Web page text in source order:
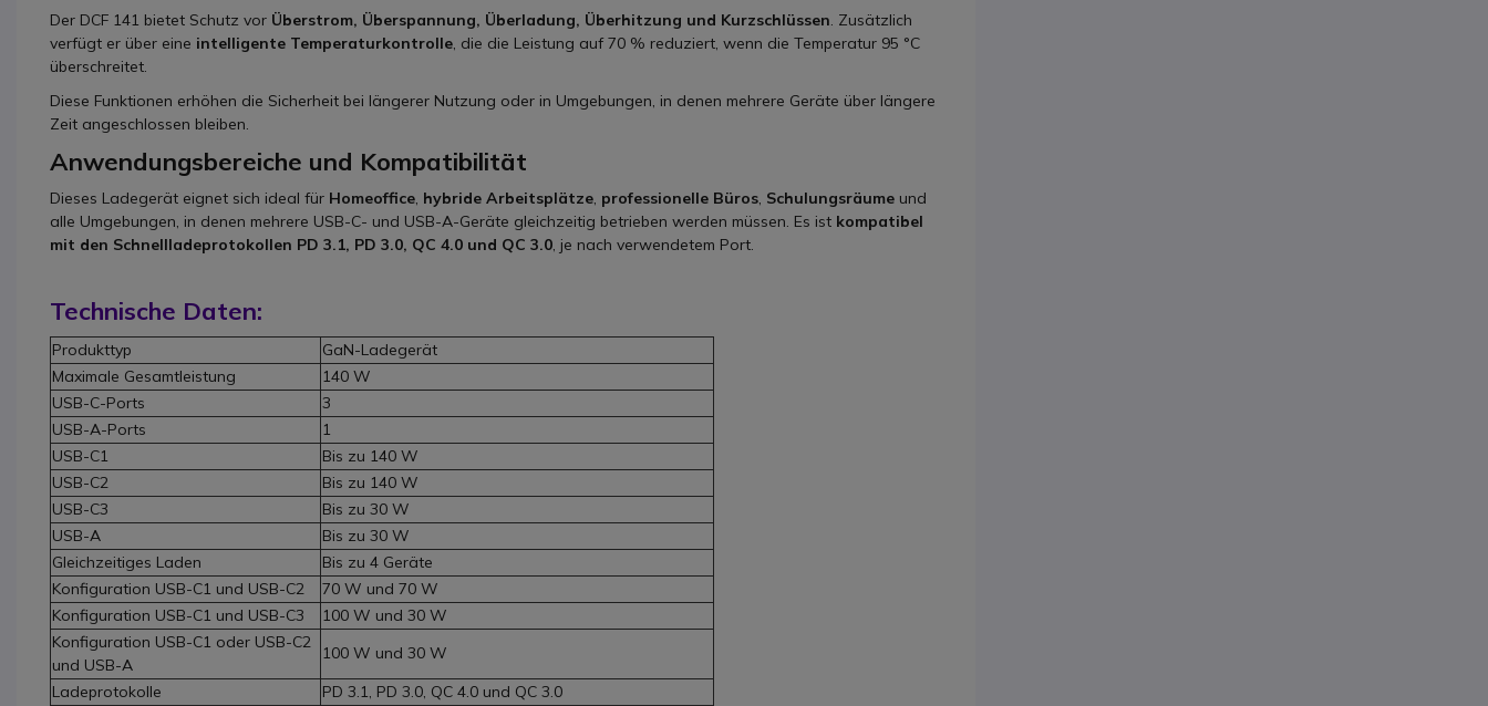
Der DCF 141 bietet Schutz vor Überstrom, Überspannung, Überladung, Überhitzung und Kurzschlüssen. Zusätzlich
verfügt er über eine intelligente Temperaturkontrolle, die die Leistung auf 70 % reduziert, wenn die Temperatur 95 °C
überschreitet.
Diese Funktionen erhöhen die Sicherheit bei längerer Nutzung oder in Umgebungen, in denen mehrere Geräte über längere
Zeit angeschlossen bleiben.
Anwendungsbereiche und Kompatibilität
Dieses Ladegerät eignet sich ideal für Homeoffice, hybride Arbeitsplätze, professionelle Büros, Schulungsräume und
alle Umgebungen, in denen mehrere USB-C- und USB-A-Geräte gleichzeitig betrieben werden müssen. Es ist kompatibel
mit den Schnellladeprotokollen PD 3.1, PD 3.0, QC 4.0 und QC 3.0, je nach verwendetem Port.
Technische Daten:
Produkttyp
GaN-Ladegerät
Maximale Gesamtleistung
140 W
USB-C-Ports
3
USB-A-Ports
1
USB-C1
Bis zu 140 W
USB-C2
Bis zu 140 W
USB-C3
Bis zu 30 W
USB-A
Bis zu 30 W
Gleichzeitiges Laden
Bis zu 4 Geräte
Konfiguration USB-C1 und USB-C2
70 W und 70 W
Konfiguration USB-C1 und USB-C3
100 W und 30 W
Konfiguration USB-C1 oder USB-C2
und USB-A
100 W und 30 W
Ladeprotokolle
PD 3.1, PD 3.0, QC 4.0 und QC 3.0